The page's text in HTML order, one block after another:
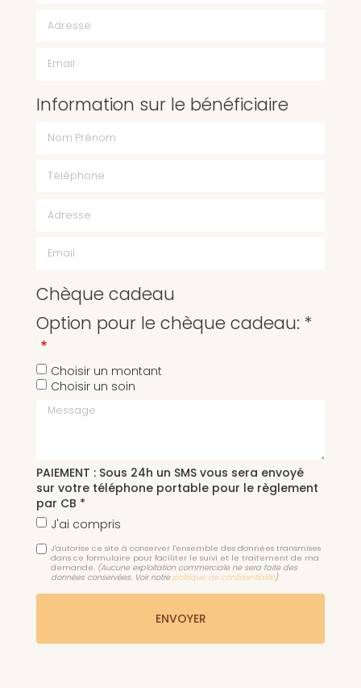
Information sur le bénéficiaire
Chèque cadeau
Option pour le chèque cadeau: *
Choisir un montant
Choisir un soin
Message
PAIEMENT : Sous 24h un SMS vous sera envoyé
sur votre téléphone portable pour le règlement
par CB *
J'ai compris
J'autorise ce site à conserver l'ensemble des données transmises
dans ce formulaire pour faciliter le suivi et le traitement de ma
demande. (Aucune exploitation commerciale ne sera faite des
données conservées. Voir notre politique de confidentialité)